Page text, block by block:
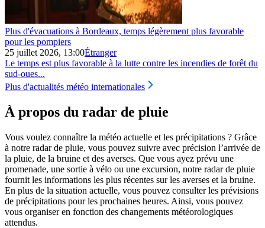
Plus d'évacuations à Bordeaux, temps légèrement plus favorable
pour les pompiers
25 juillet 2026, 13:00Étranger
Le temps est plus favorable à la lutte contre les incendies de forêt du
sud‑oues...
Plus d'actualités météo internationales
À propos du radar de pluie
Vous voulez connaître la météo actuelle et les précipitations ? Grâce
à notre radar de pluie, vous pouvez suivre avec précision l’arrivée de
la pluie, de la bruine et des averses. Que vous ayez prévu une
promenade, une sortie à vélo ou une excursion, notre radar de pluie
fournit les informations les plus récentes sur les averses et la bruine.
En plus de la situation actuelle, vous pouvez consulter les prévisions
de précipitations pour les prochaines heures. Ainsi, vous pouvez
vous organiser en fonction des changements météorologiques
attendus.